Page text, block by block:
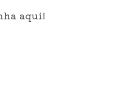
aqui!